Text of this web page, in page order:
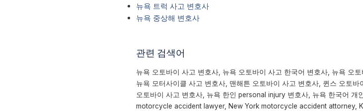
뉴욕 트럭 사고 변호사
뉴욕 중상해 변호사
관련 검색어
뉴욕 오토바이 사고 변호사, 뉴욕 오토바이 사고 한국어 변호사, 뉴욕 오
뉴욕 모터사이클 사고 변호사, 맨해튼 오토바이 사고 변호사, 퀸스 오토
오토바이 사고 변호사, 뉴욕 한인 personal injury 변호사, 뉴욕 한국어 개
motorcycle accident lawyer, New York motorcycle accident attorney,